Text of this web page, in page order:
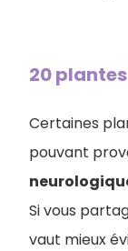
20
Certaines
pouvant
Si vous
vaut mieux